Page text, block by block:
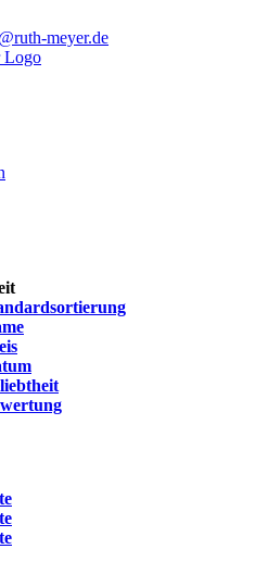
meyer.de